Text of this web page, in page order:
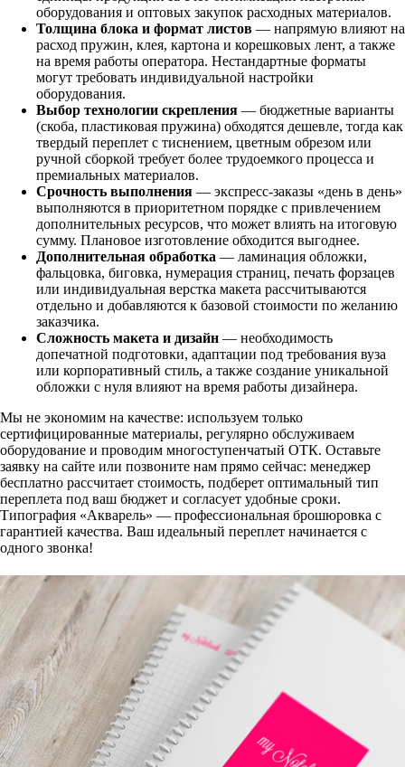
оборудования и оптовых закупок расходных материалов.
Толщина блока и формат листов — напрямую влияют на
расход пружин, клея, картона и корешковых лент, а также
на время работы оператора. Нестандартные форматы
могут требовать индивидуальной настройки
оборудования.
Выбор технологии скрепления — бюджетные варианты
(скоба, пластиковая пружина) обходятся дешевле, тогда как
твердый переплет с тиснением, цветным обрезом или
ручной сборкой требует более трудоемкого процесса и
премиальных материалов.
Срочность выполнения — экспресс-заказы «день в день»
выполняются в приоритетном порядке с привлечением
дополнительных ресурсов, что может влиять на итоговую
сумму. Плановое изготовление обходится выгоднее.
Дополнительная обработка — ламинация обложки,
фальцовка, биговка, нумерация страниц, печать форзацев
или индивидуальная верстка макета рассчитываются
отдельно и добавляются к базовой стоимости по желанию
заказчика.
Сложность макета и дизайн — необходимость
допечатной подготовки, адаптации под требования вуза
или корпоративный стиль, а также создание уникальной
обложки с нуля влияют на время работы дизайнера.
Мы не экономим на качестве: используем только
сертифицированные материалы, регулярно обслуживаем
оборудование и проводим многоступенчатый ОТК. Оставьте
заявку на сайте или позвоните нам прямо сейчас: менеджер
бесплатно рассчитает стоимость, подберет оптимальный тип
переплета под ваш бюджет и согласует удобные сроки.
Типография «Акварель» — профессиональная брошюровка с
гарантией качества. Ваш идеальный переплет начинается с
одного звонка!
Создание дизайн-макета